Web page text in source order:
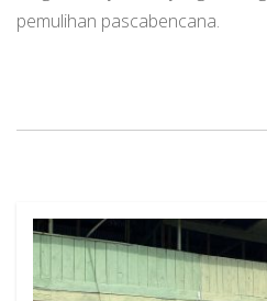
pemulihan pascabencana.